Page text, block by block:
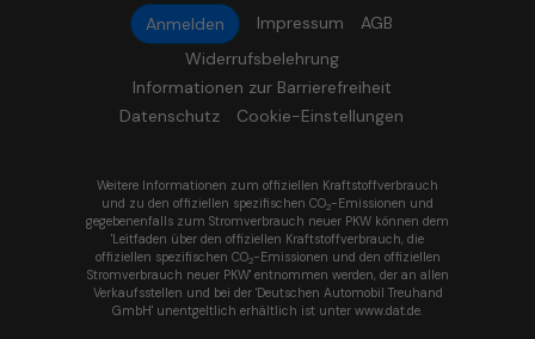
Anmelden Impressum
AGB
Widerrufsbelehrung
Informationen zur Barrierefreiheit
Datenschutz
Cookie-Einstellungen
Weitere Informationen zum offiziellen Kraftstoffverbrauch
und zu den offiziellen spezifischen CO2-Emissionen und
gegebenenfalls zum Stromverbrauch neuer PKW können dem
'Leitfaden über den offiziellen Kraftstoffverbrauch, die
offiziellen spezifischen CO2-Emissionen und den offiziellen
Stromverbrauch neuer PKW' entnommen werden, der an allen
Verkaufsstellen und bei der 'Deutschen Automobil Treuhand
GmbH' unentgeltlich erhältlich ist unter www.dat.de.